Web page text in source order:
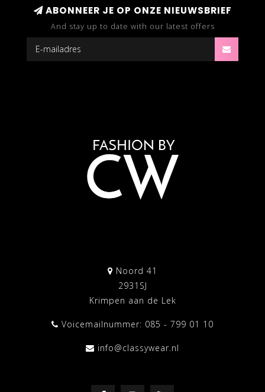
ABONNEER JE OP ONZE NIEUWSBRIEF
And stay up to date with our latest offers
Noord 41
2931SJ
Krimpen aan de Lek
Voicemailnummer: 085 - 799 01 10
info@classywear.nl